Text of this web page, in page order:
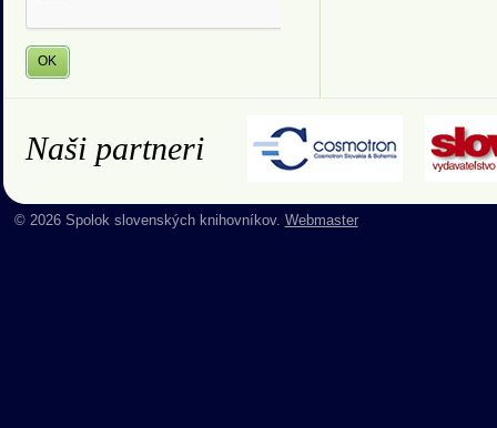
Naši partneri
© 2026 Spolok slovenských knihovníkov. Webmaster